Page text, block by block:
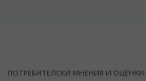
ПОТРЕБИТЕЛСКИ МНЕНИЯ И ОЦЕНКИ: